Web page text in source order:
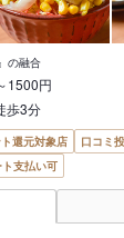
の融合
1500円
歩3分
還元対象店
口コミ
ト支払い可